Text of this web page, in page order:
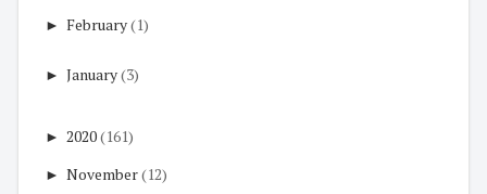
► February(1)
► January(3)
► 2020(161)
► November(12)